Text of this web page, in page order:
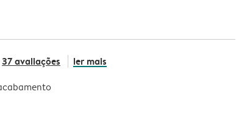
37 avaliações ler mais